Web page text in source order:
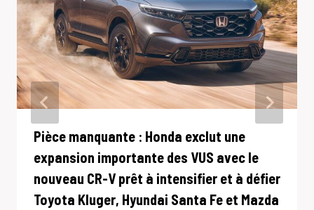
Pièce manquante : Honda exclut une
expansion importante des VUS avec le
nouveau CR-V prêt à intensifier et à défier
Toyota Kluger, Hyundai Santa Fe et Mazda